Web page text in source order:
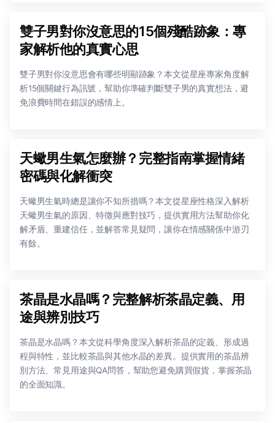
雙子男對你沒意思的15個殘酷跡象：專
家解析他的真實心思
雙子男對你沒意思會有哪些明顯跡象？本文從星座專家角度解
析15個關鍵行為訊號，幫助你準確判斷雙子男的真實想法，避
免浪費時間在錯誤的感情上。
天蠍男生氣怎麼辦？完整指南掌握情緒
密碼與化解衝突
天蠍男生氣時總是讓你不知所措嗎？本文從星座性格深入解析
天蠍男生氣的原因、特徵與應對技巧，提供實用方法幫助你化
解矛盾、重建信任，並解答常見疑問，讓你在情感關係中游刃
有餘。
茶晶是水晶嗎？完整解析茶晶定義、用
途與辨別技巧
茶晶是水晶嗎？本文從科學角度深入解析茶晶的定義、形成過
程與特性，並比較茶晶與其他水晶的差異。提供實用的茶晶辨
別方法、常見用途與QA問答，幫助您避免購買假貨，掌握茶晶
的全面知識。